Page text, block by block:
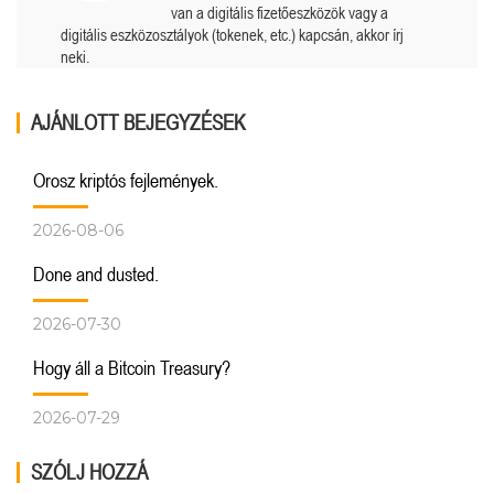
van a digitális fizetőeszközök vagy a
digitális eszközosztályok (tokenek, etc.) kapcsán, akkor írj
neki.
AJÁNLOTT BEJEGYZÉSEK
Orosz kriptós fejlemények.
2026-08-06
Done and dusted.
2026-07-30
Hogy áll a Bitcoin Treasury?
2026-07-29
SZÓLJ HOZZÁ